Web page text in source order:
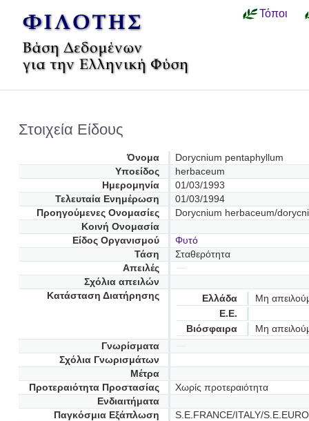
Τόποι
Στοιχεία Είδους
Όνομα
Dorycnium pentaphyllum
Υποείδος
herbaceum
Ημερομηνία
01/03/1993
Τελευταία Ενημέρωση
01/03/1994
Προηγούμενες Oνομασίες
Dorycnium herbaceum/
Κοινή Ονομασία
Είδος Οργανισμού
Φυτό
Τάση
Σταθερότητα
Απειλές
Σχόλια απειλών
Κατάσταση Διατήρησης
Ελλάδα
Μη
Ε.Ε.
Βιόσφαιρα
Μη
Γνωρίσματα
Σχόλια Γνωρισμάτων
Μέτρα
Προτεραιότητα Προστασίας
Χωρίς προτεραιότητα
Ενδιαιτήματα
Παγκόσμια Εξάπλωση
S.E.FRANCE/ITALY/